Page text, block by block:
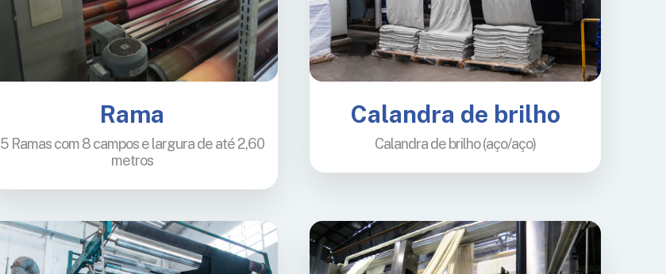
Rama
5 Ramas com 8 campos e largura de até 2,60
metros
Calandra de brilho
Calandra de brilho (aço/aço)